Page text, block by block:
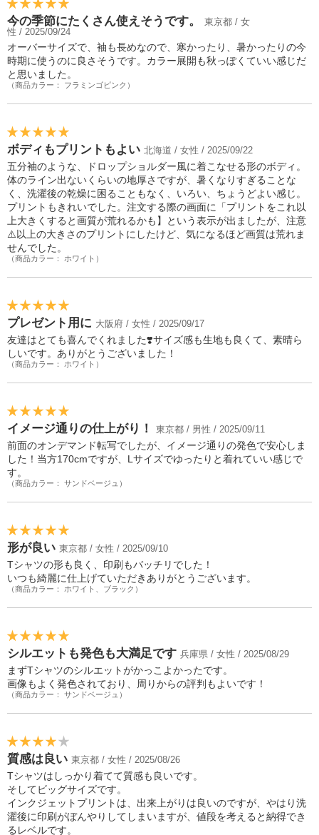
今の季節にたくさん使えそうです。
東京都 / 女
性 / 2025/09/24
オーバーサイズで、袖も長めなので、寒かったり、暑かったりの今
時期に使うのに良さそうです。カラー展開も秋っぽくていい感じだ
と思いました。
（商品カラー： フラミンゴピンク）
ボディもプリントもよい 北海道 / 女性 / 2025/09/22
五分袖のような、ドロップショルダー風に着こなせる形のボディ。
体のライン出ないくらいの地厚さですが、暑くなりすぎることな
く、洗濯後の乾燥に困ることもなく、いろい、ちょうどよい感じ。
プリントもきれいでした。注文する際の画面に「プリントをこれ以
上大きくすると画質が荒れるかも】という表示が出ましたが、注意
⚠️以上の大きさのプリントにしたけど、気になるほど画質は荒れま
せんでした。
（商品カラー： ホワイト）
プレゼント用に 大阪府 / 女性 / 2025/09/17
友達はとても喜んでくれました❣️サイズ感も生地も良くて、素晴ら
しいです。ありがとうございました！
（商品カラー： ホワイト）
イメージ通りの仕上がり！ 東京都 / 男性 / 2025/09/11
前面のオンデマンド転写でしたが、イメージ通りの発色で安心しま
した！当方170cmですが、Lサイズでゆったりと着れていい感じで
す。
（商品カラー： サンドベージュ）
形が良い 東京都 / 女性 / 2025/09/10
Tシャツの形も良く、印刷もバッチリでした！
いつも綺麗に仕上げていただきありがとうございます。
（商品カラー： ホワイト、ブラック）
シルエットも発色も大満足です 兵庫県 / 女性 / 2025/08/29
まずTシャツのシルエットがかっこよかったです。
画像もよく発色されており、周りからの評判もよいです！
（商品カラー： サンドベージュ）
質感は良い 東京都 / 女性 / 2025/08/26
Tシャツはしっかり着てて質感も良いです。
そしてビッグサイズです。
インクジェットプリントは、出来上がりは良いのですが、やはり洗
濯後に印刷がぼんやりしてしまいますが、値段を考えると納得でき
るレベルです。